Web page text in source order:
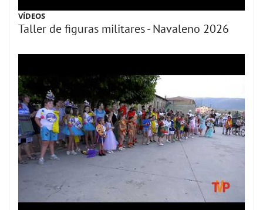
VÍDEOS
Taller de figuras militares - Navaleno 2026